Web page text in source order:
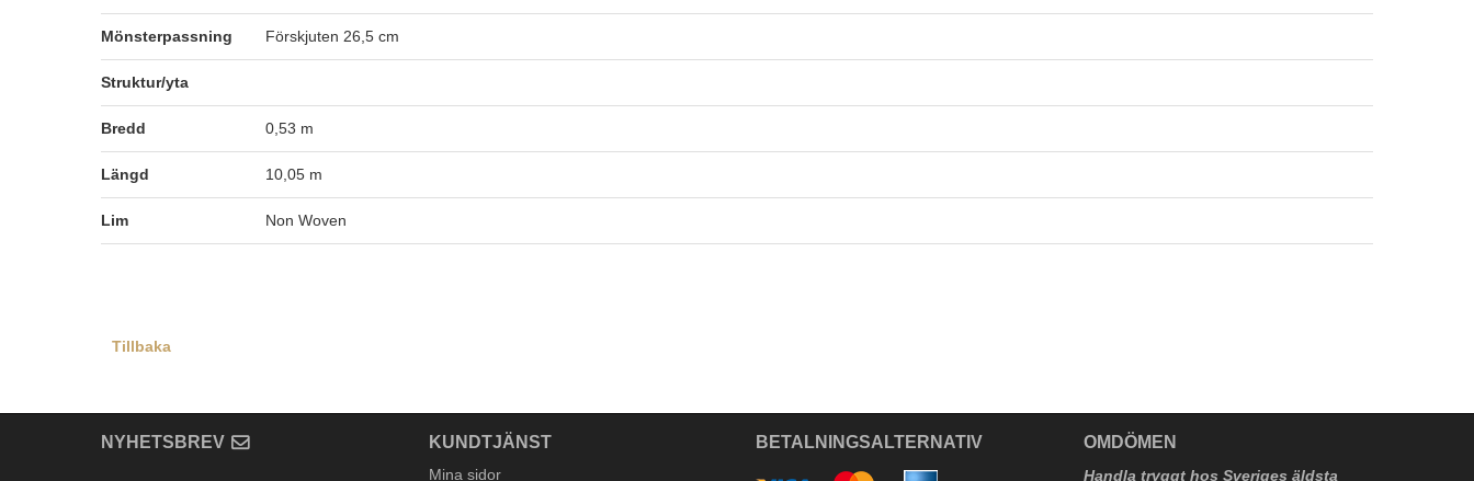
Mönsterpassning Förskjuten 26,5 cm
Struktur/yta
Bredd 0,53 m
Längd 10,05 m
Lim Non Woven
Tillbaka
NYHETSBREV KUNDTJÄNST
Mina sidor
BETALNINGSALTERNATIV OMDÖMEN
Handla tryggt hos Sveriges äldsta